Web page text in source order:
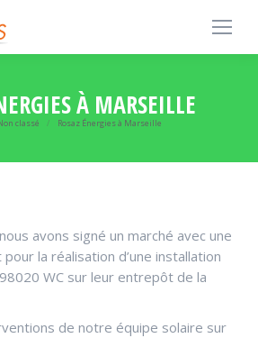
À MARSEILLE
ici :
classé Rosaz Énergies à Marseille
avons signé un marché avec une
la réalisation d’une installation
WC sur leur entrepôt de la
de notre équipe solaire sur